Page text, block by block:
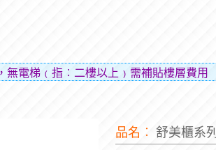
二樓以上﹚需補貼樓層費用（貼補搬運人
品名︰ 舒美櫃系列